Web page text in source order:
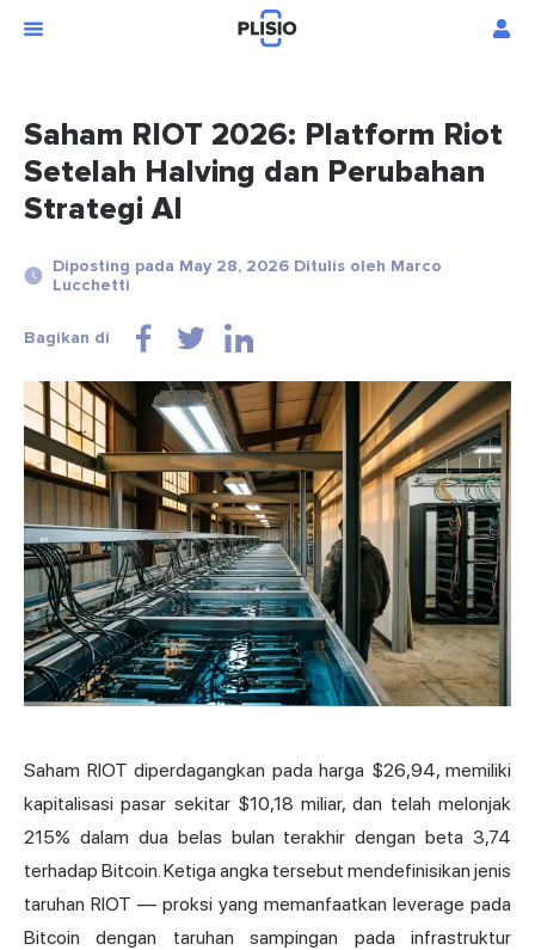
Saham RIOT 2026: Platform Riot
Setelah Halving dan Perubahan
Strategi AI
Diposting pada May 28, 2026 Ditulis oleh Marco
Lucchetti
Bagikan di
Saham RIOT diperdagangkan pada harga $26,94, memiliki
kapitalisasi pasar sekitar $10,18 miliar, dan telah melonjak
215% dalam dua belas bulan terakhir dengan beta 3,74
terhadap Bitcoin. Ketiga angka tersebut mendefinisikan jenis
taruhan RIOT — proksi yang memanfaatkan leverage pada
Bitcoin dengan taruhan sampingan pada infrastruktur